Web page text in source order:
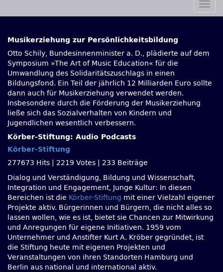
Musikerziehung zur Persönlichkeitsbildung
Otto Schily, Bundesinnenminister a. D., plädierte auf dem
Symposium »The Art of Music Education« für die
Umwandlung des Solidaritätszuschlags in einen
Bildungsfond. Ein Teil der jährlich 12 Milliarden Euro sollte
dann auch für Musikerziehung verwendet werden.
Insbesondere durch die Förderung der Musikerziehung
ließe sich das Sozialverhalten von Kindern und
Jugendlichen wesentlich verbessern.
Körber-Stiftung: Audio Podcasts
Körber-Stiftung
277673 Hits
2219 Votes
233 Beiträge
Dialog und Verständigung, Bildung und Wissenschaft,
Integration und Engagement, Junge Kultur: In diesen
Bereichen ist die Körber-Stiftung mit einer Vielzahl eigener
Projekte aktiv. Bürgerinnen und Bürgern, die nicht alles so
lassen wollen, wie es ist, bietet sie Chancen zur Mitwirkung
und Anregungen für eigene Initiativen. 1959 vom
Unternehmer und Anstifter Kurt A. Kröber gegründet, ist
die Stiftung heute mit eigenen Projekten und
Veranstaltungen von ihren Standorten Hamburg und
Berlin aus national und international aktiv.